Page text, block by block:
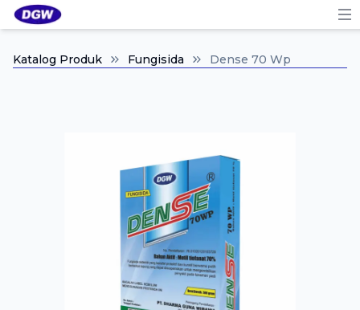
Katalog Produk Fungisida Dense 70 Wp